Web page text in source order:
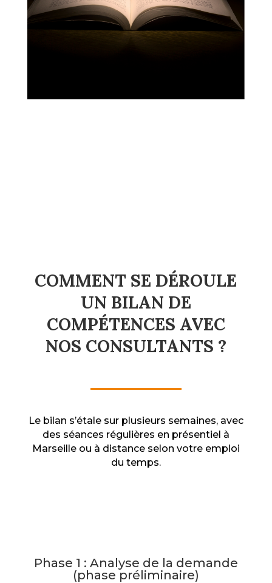
COMMENT SE DÉROULE
UN BILAN DE
COMPÉTENCES AVEC
NOS CONSULTANTS ?
Le bilan s’étale sur plusieurs semaines, avec
des séances régulières en présentiel à
Marseille ou à distance selon votre emploi
du temps.
Phase 1 : Analyse de la demande
(phase préliminaire)